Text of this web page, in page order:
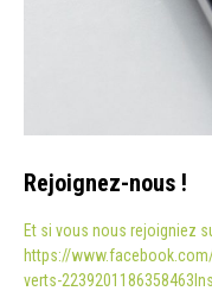
Rejoignez-nous !
Et si vous nous rejoigniez
https://
verts-